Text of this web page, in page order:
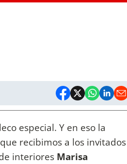
especial. Y en eso la
recibimos a los invitados
interiores Marisa